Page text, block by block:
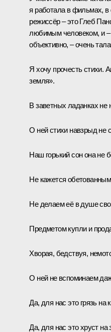
я работала в фильмах, в
режиссёр – это Глеб
любимым человеком, и –
объективно, – очень
Я хочу прочесть стихи.
земля».
В заветных ладанках не
О ней стихи навзрыд не
Наш горький сон она не
Не кажется
Не делаем её в душе
Предметом купли и
Хворая, бедствуя,
О ней не вспоминаем
Да, для нас это грязь на
Да, для нас это хруст на